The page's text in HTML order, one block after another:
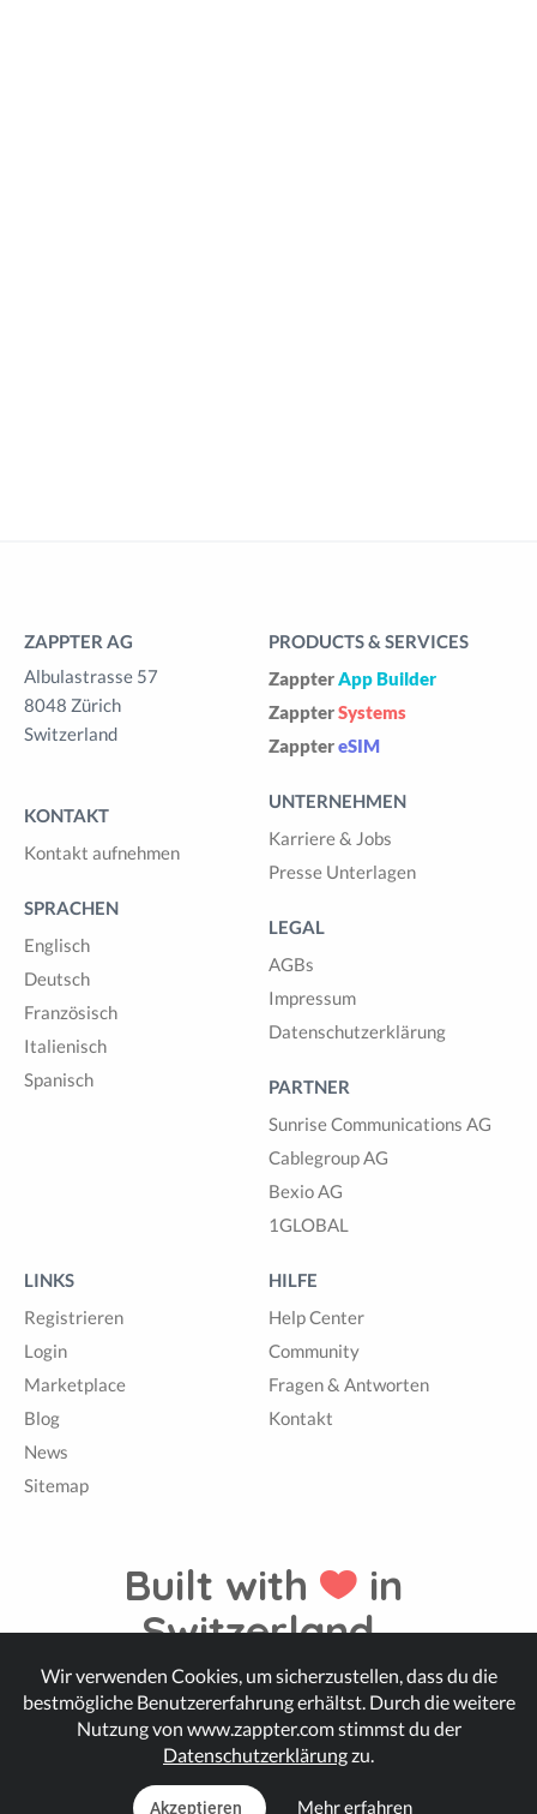
ZAPPTER AG
Albulastrasse 57
8048 Zürich
Switzerland
KONTAKT
Kontakt aufnehmen
SPRACHEN
Englisch
Deutsch
Französisch
Italienisch
Spanisch
PRODUCTS & SERVICES
ZappterApp Builder
ZappterSystems
ZapptereSIM
UNTERNEHMEN
Karriere & Jobs
Presse Unterlagen
LEGAL
AGBs
Impressum
Datenschutzerklärung
PARTNER
Sunrise Communications AG
Cablegroup AG
Bexio AG
1GLOBAL
LINKS
Registrieren
Login
Marketplace
Blog
News
Sitemap
HILFE
Help Center
Community
Fragen & Antworten
Kontakt
Built with
in
Switzerland.
© Zappter
Wir verwenden Cookies, um sicherzustellen, dass du die
bestmögliche Benutzererfahrung erhältst. Durch die weitere
Nutzung von www.zappter.com stimmst du der
Datenschutzerklärungzu.
Akzeptieren Mehr erfahren